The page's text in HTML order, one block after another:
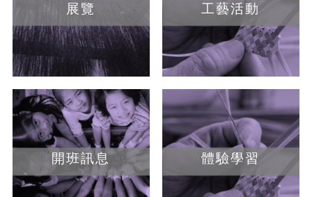
展覽 工藝活動
開班訊息 體驗學習